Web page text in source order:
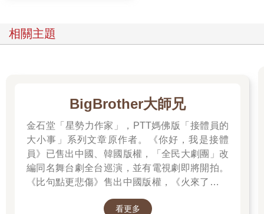
相關主題
BigBrother大師兄
金石堂「星勢力作家」，PTT媽佛版「接體員的
大小事」系列文章原作者。《你好，我是接體
員》已售出中國、韓國版權，「全民大劇團」改
編同名舞台劇全台巡演，並有電視劇即將開拍。
《比句點更悲傷》售出中國版權，《火來了，快
看更多